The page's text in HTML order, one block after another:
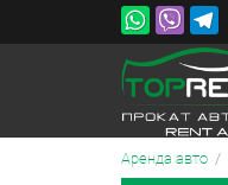
Аренда авто